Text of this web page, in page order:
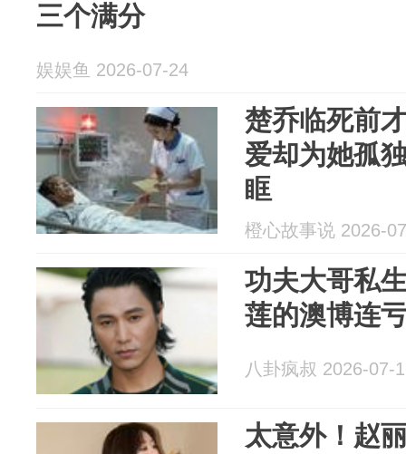
三个满分
娱娱鱼 2026-07-24
楚乔临死前
爱却为她孤
眶
橙心故事说 2026-
功夫大哥私
莲的澳博连
八卦疯叔 2026-07-
太意外！赵